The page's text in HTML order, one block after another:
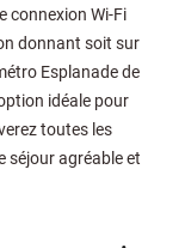
connexion Wi-Fi
donnant soit sur
Esplanade de
idéale pour
toutes les
séjour agréable et